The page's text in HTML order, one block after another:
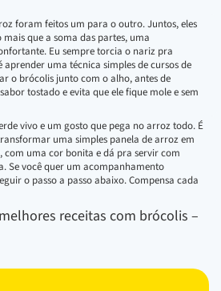
foram feitos um para o outro. Juntos, eles
que a soma das partes, uma
Eu sempre torcia o nariz pra
aprender uma técnica simples de cursos de
o brócolis junto com o alho, antes de
tostado e evita que ele fique mole e sem
vivo e um gosto que pega no arroz todo. É
uma simples panela de arroz em
com uma cor bonita e dá pra servir com
Se você quer um acompanhamento
o passo a passo abaixo. Compensa cada
receitas com brócolis –